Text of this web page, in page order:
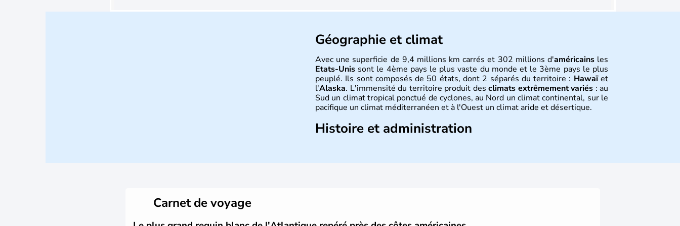
Géographie et climat
Avec une superficie de 9,4 millions km carrés et 302 millions d'américainsles
Etats-Unis sont le 4ème pays le plus vaste du monde et le 3ème pays le plus
peuplé. Ils sont composés de 50 états, dont 2 séparés du territoire : Hawaïet
l'Alaska. L'immensité du territoire produit des climats extrêmement variés : au
Sud un climat tropical ponctué de cyclones, au Nord un climat continental, sur le
pacifique un climat méditerranéen et à l'Ouest un climat aride et désertique.
Histoire et administration
Carnet de voyage